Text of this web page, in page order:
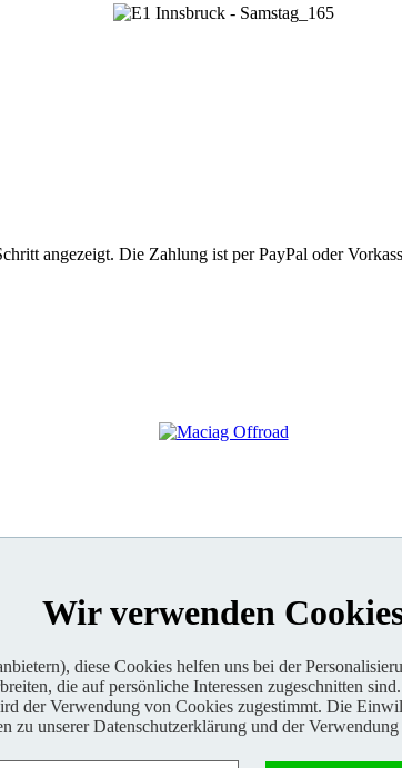
angezeigt. Die Zahlung ist per PayPal oder
Wir verwenden
diese Cookies helfen uns bei der
die auf persönliche Interessen zugeschnitten
der Verwendung von Cookies zugestimmt. Die
zu unserer Datenschutzerklärung und der